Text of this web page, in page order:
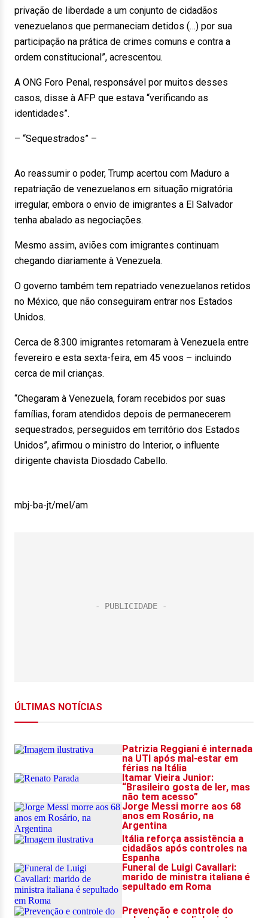
privação de liberdade a um conjunto de cidadãos
venezuelanos que permaneciam detidos (…) por sua
participação na prática de crimes comuns e contra a
ordem constitucional”, acrescentou.
A ONG Foro Penal, responsável por muitos desses
casos, disse à AFP que estava “verificando as
identidades”.
– “Sequestrados” –
Ao reassumir o poder, Trump acertou com Maduro a
repatriação de venezuelanos em situação migratória
irregular, embora o envio de imigrantes a El Salvador
tenha abalado as negociações.
Mesmo assim, aviões com imigrantes continuam
chegando diariamente à Venezuela.
O governo também tem repatriado venezuelanos retidos
no México, que não conseguiram entrar nos Estados
Unidos.
Cerca de 8.300 imigrantes retornaram à Venezuela entre
fevereiro e esta sexta-feira, em 45 voos – incluindo
cerca de mil crianças.
“Chegaram à Venezuela, foram recebidos por suas
famílias, foram atendidos depois de permanecerem
sequestrados, perseguidos em território dos Estados
Unidos”, afirmou o ministro do Interior, o influente
dirigente chavista Diosdado Cabello.
mbj-ba-jt/mel/am